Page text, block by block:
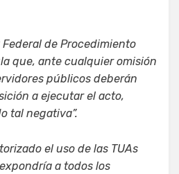
de Procedimiento
que, ante cualquier omisión
públicos deberán
a ejecutar el acto,
tal negativa”.
el uso de las TUAs
a todos los